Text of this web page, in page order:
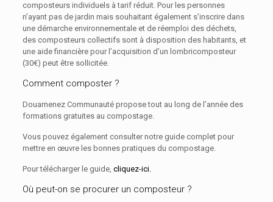
composteurs individuels à tarif réduit. Pour les personnes
n’ayant pas de jardin mais souhaitant également s’inscrire dans
une démarche environnementale et de réemploi des déchets,
des composteurs collectifs sont à disposition des habitants, et
une aide financière pour l’acquisition d’un lombricomposteur
(30€) peut être sollicitée.
Comment composter ?
Douarnenez Communauté propose tout au long de l’année des
formations gratuites au compostage.
Vous pouvez également consulter notre guide complet pour
mettre en œuvre les bonnes pratiques du compostage.
Pour télécharger le guide, cliquez-ici.
Où peut-on se procurer un composteur ?